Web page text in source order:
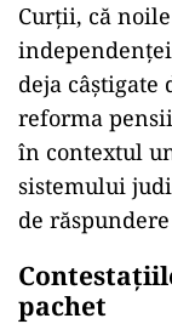
Curţii, că
deja câştigate
reforma
în contextul
sistemului
de
pachet